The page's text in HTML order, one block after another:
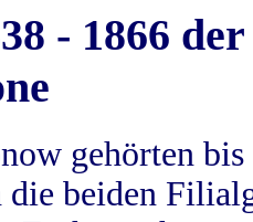
- 1866
gehörten
beiden